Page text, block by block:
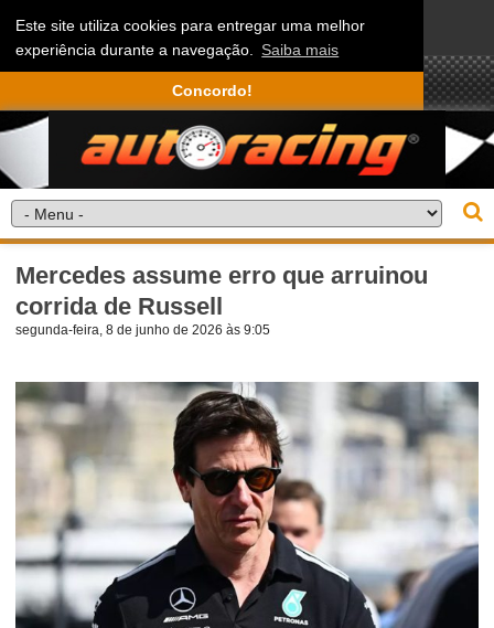
Este site utiliza cookies para entregar uma melhor
experiência durante a navegação. Saiba mais
Concordo!
Mercedes assume erro que arruinou
corrida de Russell
segunda-feira, 8 de junho de 2026 às 9:05